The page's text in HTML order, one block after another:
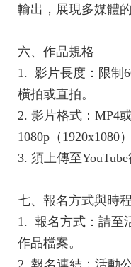
輸出，展現多媒體
六、作品規格
1. 影片長度：限制
橫拍或直拍。
2. 影片格式：MP4
1080p（1920x1080）
3. 須上傳至
七、報名方式與時程
1. 報名方式：請至
作品檔案。